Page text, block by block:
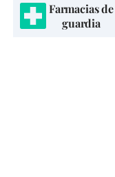
Farmacias de
guardia